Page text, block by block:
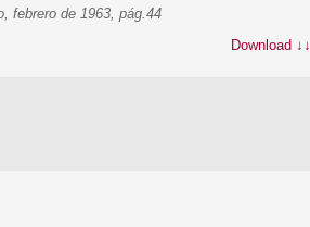
febrero de 1963, pág.44
Download ↓↓